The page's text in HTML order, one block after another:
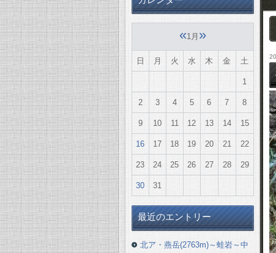
«1月 »
日 月 火 水 木 金 土
1
2 3 4 5 6 7 8
9 10 11 12 13 14 15
16 17 18 19 20 21 22
23 24 25 26 27 28 29
30 31
最近のエントリー
北ア・燕岳(2763m)～蛙岩～中